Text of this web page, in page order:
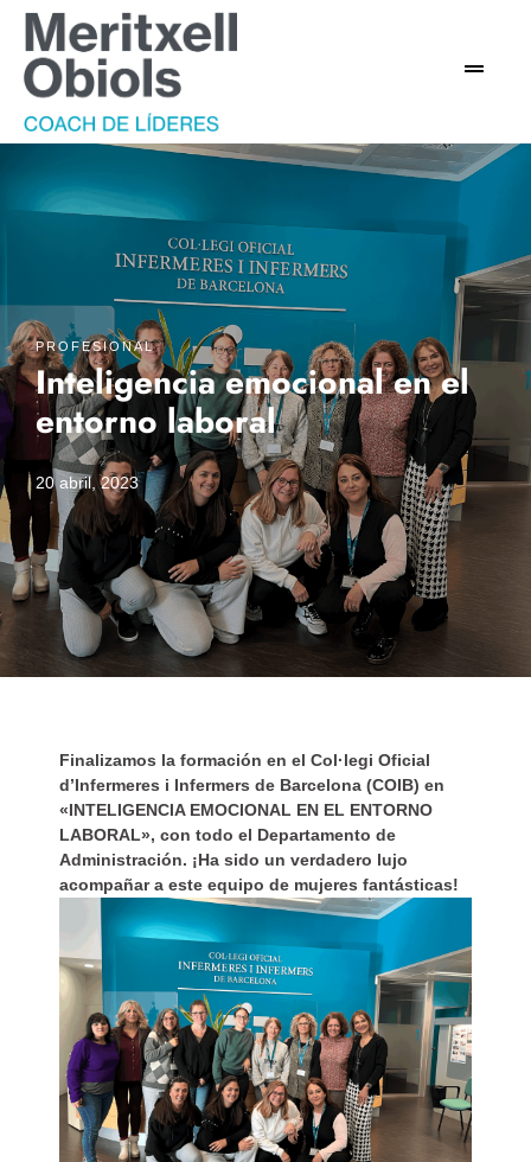
PROFESIONAL
Inteligencia emocional en el
entorno laboral
20 abril, 2023
Finalizamos la formación en el Col·legi Oficial
d’Infermeres i Infermers de Barcelona (COIB) en
«INTELIGENCIA EMOCIONAL EN EL ENTORNO
LABORAL», con todo el Departamento de
Administración. ¡Ha sido un verdadero lujo
acompañar a este equipo de mujeres fantásticas!